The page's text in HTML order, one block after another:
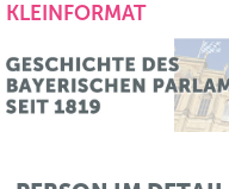
KLEINFORMAT